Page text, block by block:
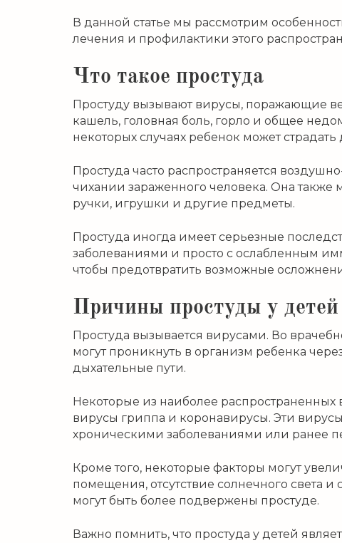
В данной статье мы рассмотрим
лечения и профилактики этого
Что такое простуда
Простуду вызывают вирусы, поражающие
кашель, головная боль, горло и общее
некоторых случаях ребенок может
Простуда часто распространяется
чихании зараженного человека. Она также
ручки, игрушки и другие предметы.
Простуда иногда имеет серьезные
заболеваниями и просто с ослабленным
чтобы предотвратить возможные
Причины простуды у детей
Простуда вызывается вирусами. Во
могут проникнуть в организм ребенка
дыхательные пути.
Некоторые из наиболее
вирусы гриппа и коронавирусы. Эти
хроническими заболеваниями или ранее
Кроме того, некоторые факторы могут
помещения, отсутствие солнечного света и
могут быть более подвержены простуде.
Важно помнить, что простуда у детей